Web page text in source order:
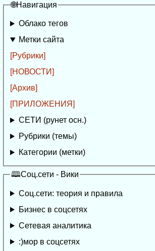
🌐Навигация
Облако тегов
Метки сайта
[Рубрики]
[НОВОСТИ]
[Архив]
[ПРИЛОЖЕНИЯ]
СЕТИ (рунет осн.)
Рубрики (темы)
Категории (метки)
🕮Соц.сети - Вики
Соц.сети: теория и правила
Бизнес в соцсетях
Сетевая аналитика
:)мор в соцсетях